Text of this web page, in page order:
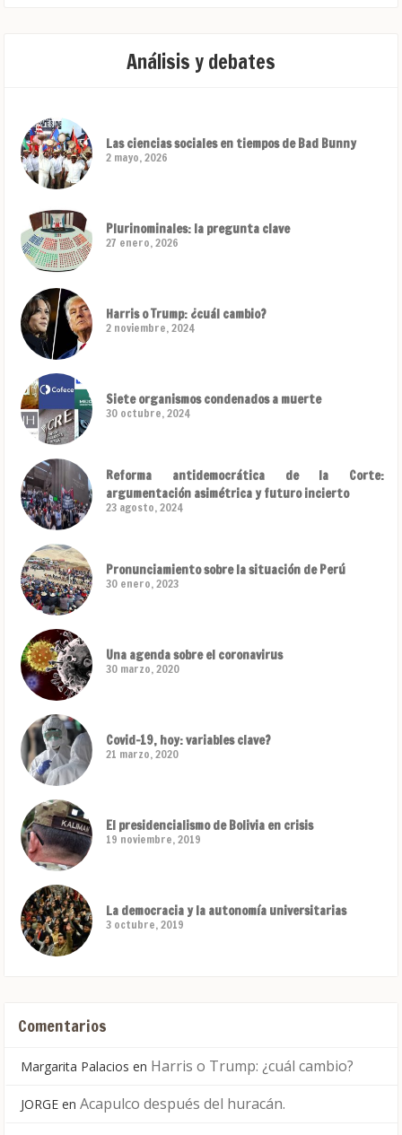
Análisis y debates
Las ciencias sociales en tiempos de Bad Bunny
2 mayo, 2026
Plurinominales: la pregunta clave
27 enero, 2026
Harris o Trump: ¿cuál cambio?
2 noviembre, 2024
Siete organismos condenados a muerte
30 octubre, 2024
Reforma antidemocrática de la Corte:
argumentación asimétrica y futuro incierto
23 agosto, 2024
Pronunciamiento sobre la situación de Perú
30 enero, 2023
Una agenda sobre el coronavirus
30 marzo, 2020
Covid-19, hoy: variables clave?
21 marzo, 2020
El presidencialismo de Bolivia en crisis
19 noviembre, 2019
La democracia y la autonomía universitarias
3 octubre, 2019
Comentarios
Margarita Palacios en Harris o Trump: ¿cuál cambio?
JORGE en Acapulco después del huracán.